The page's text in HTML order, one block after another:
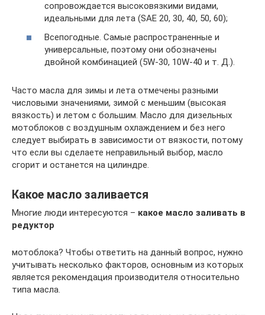
сопровождается высоковязкими видами,
идеальными для лета (SAE 20, 30, 40, 50, 60);
Всепогодные. Самые распространенные и
универсальные, поэтому они обозначены
двойной комбинацией (5W-30, 10W-40 и т. Д.).
Часто масла для зимы и лета отмечены разными
числовыми значениями, зимой с меньшим (высокая
вязкость) и летом с большим. Масло для дизельных
мотоблоков с воздушным охлаждением и без него
следует выбирать в зависимости от вязкости, потому
что если вы сделаете неправильный выбор, масло
сгорит и останется на цилиндре.
Какое масло заливается
Многие люди интересуются – какое масло заливать в
редуктор
мотоблока? Чтобы ответить на данный вопрос, нужно
учитывать несколько факторов, основным из которых
является рекомендация производителя относительно
типа масла.